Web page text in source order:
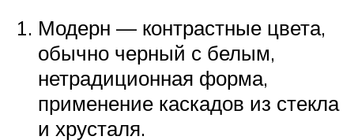
Модерн — контрастные цвета,
обычно черный с белым,
нетрадиционная форма,
применение каскадов из стекла
и хрусталя.